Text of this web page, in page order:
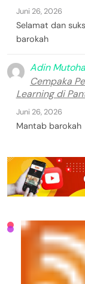
Juni 26, 2026
Selamat dan
barokah
Adin
Cempaka
Learning di
Juni 26, 2026
Mantab barokah